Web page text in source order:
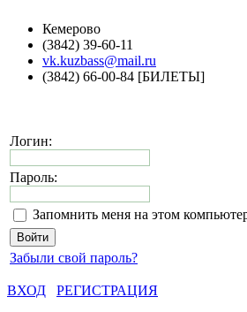
Кемерово
(3842) 39-60-11
vk.kuzbass@mail.ru
(3842) 66-00-84 [БИЛЕТЫ]
Логин:
Пароль:
Запомнить меня на этом
Забыли свой пароль?
ВХОД
РЕГИСТРАЦИЯ